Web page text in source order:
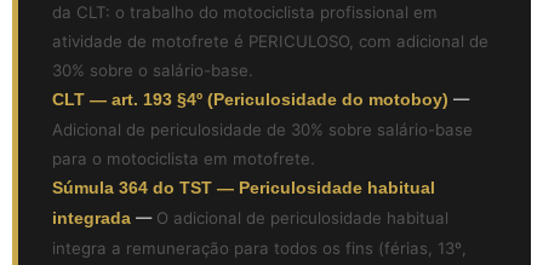
da CLT: o trabalho do motociclista profissional em
atividade de motofrete é PERICULOSO, com adicional de
30% sobre o salário-base.
CLT — art. 193 §4º (Periculosidade do motoboy) —
Adicional de periculosidade de 30% sobre salário-base
para o motociclista em motofrete.
Súmula 364 do TST — Periculosidade habitual
integrada — O adicional de periculosidade habitual
integra a remuneração para todos os fins (férias, 13º,